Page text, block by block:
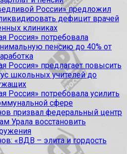
России» предложил
дефицит врачей
клиниках
Россия» потребовала
пенсию до 40% от
Россия» предлагает повысить
школьных учителей до
Россия» потребовала усилить
сфере
призвал федеральный центр
Урала восстановить
«ВДВ – элита и гордость